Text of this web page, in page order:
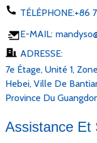
TÉLÉPHONE:+86
E-MAIL:
ADRESSE:
7e Étage, Unité 1,
Hebei, Ville De
Province Du
Assistance Et